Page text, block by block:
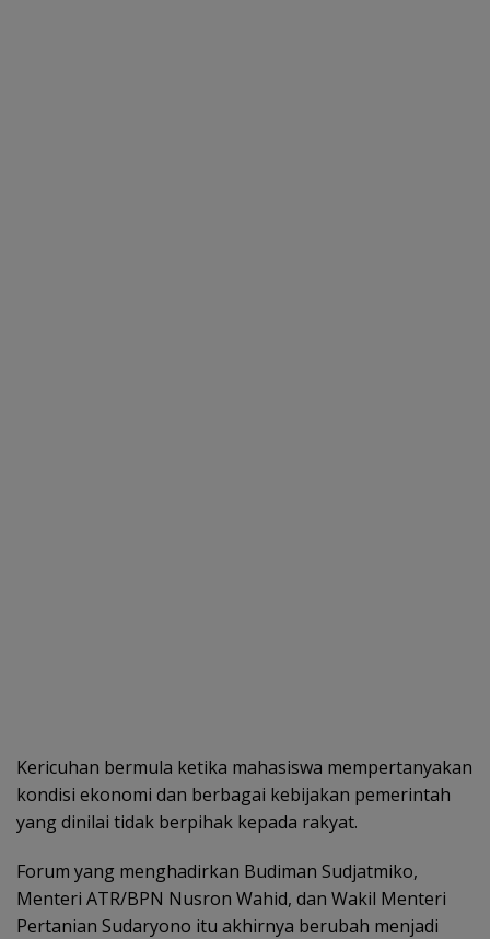
Kericuhan bermula ketika mahasiswa mempertanyakan
kondisi ekonomi dan berbagai kebijakan pemerintah
yang dinilai tidak berpihak kepada rakyat.
Forum yang menghadirkan Budiman Sudjatmiko,
Menteri ATR/BPN Nusron Wahid, dan Wakil Menteri
Pertanian Sudaryono itu akhirnya berubah menjadi